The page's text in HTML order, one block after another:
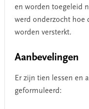
en worden toegeleid
werd onderzocht hoe
worden versterkt.​
Aanbevelingen
Er zijn tien lessen en
geformuleerd: